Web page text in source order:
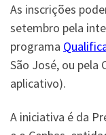
As inscrições
setembro pela
programa
São José, ou pela
aplicativo).
A iniciativa é da